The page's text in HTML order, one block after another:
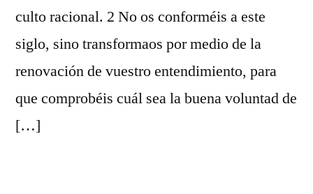
culto racional. 2 No os conforméis a este
siglo, sino transformaos por medio de la
renovación de vuestro entendimiento, para
que comprobéis cuál sea la buena voluntad de
[…]